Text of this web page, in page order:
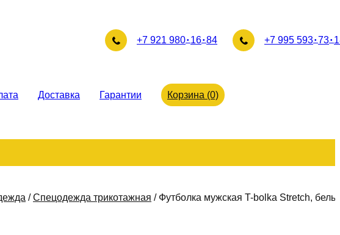
+7 921 980 16 84 +7 995 593 73
Доставка Гарантии Корзина (0)
/Спецодежда трикотажная / Футболка мужская T-bolka Stretch,